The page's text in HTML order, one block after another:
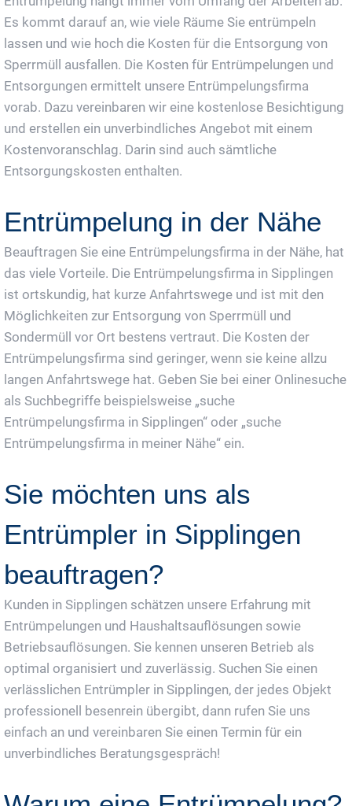
Es kommt darauf an, wie viele Räume Sie entrümpeln
lassen und wie hoch die Kosten für die Entsorgung von
Sperrmüll ausfallen. Die Kosten für Entrümpelungen und
Entsorgungen ermittelt unsere Entrümpelungsfirma
vorab. Dazu vereinbaren wir eine kostenlose Besichtigung
und erstellen ein unverbindliches Angebot mit einem
Kostenvoranschlag. Darin sind auch sämtliche
Entsorgungskosten enthalten.
Entrümpelung in der Nähe
Beauftragen Sie eine Entrümpelungsfirma in der Nähe, hat
das viele Vorteile. Die Entrümpelungsfirma in Sipplingen
ist ortskundig, hat kurze Anfahrtswege und ist mit den
Möglichkeiten zur Entsorgung von Sperrmüll und
Sondermüll vor Ort bestens vertraut. Die Kosten der
Entrümpelungsfirma sind geringer, wenn sie keine allzu
langen Anfahrtswege hat. Geben Sie bei einer Onlinesuche
als Suchbegriffe beispielsweise „suche
Entrümpelungsfirma in Sipplingen“ oder „suche
Entrümpelungsfirma in meiner Nähe“ ein.
Sie möchten uns als
Entrümpler in Sipplingen
beauftragen?
Kunden in Sipplingen schätzen unsere Erfahrung mit
Entrümpelungen und Haushaltsauflösungen sowie
Betriebsauflösungen. Sie kennen unseren Betrieb als
optimal organisiert und zuverlässig. Suchen Sie einen
verlässlichen Entrümpler in Sipplingen, der jedes Objekt
professionell besenrein übergibt, dann rufen Sie uns
einfach an und vereinbaren Sie einen Termin für ein
unverbindliches Beratungsgespräch!